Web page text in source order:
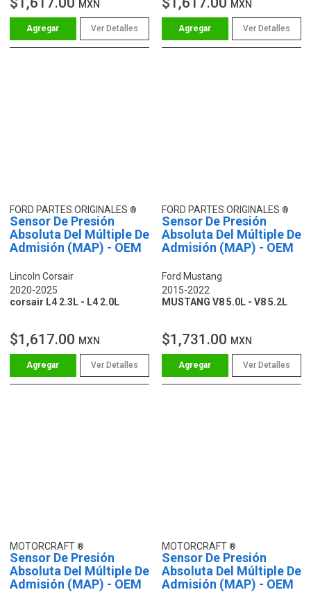
MXN
Ver Detalles
MXN
Ver Detalles
FORD PARTES ORIGINALES
Sensor De Presión
Absoluta Del Múltiple De
Admisión (MAP) - OEM
Lincoln Corsair
2020-2025
corsair L4 2.3L - L4 2.0L
$1,617.00 MXN
Ver Detalles
FORD PARTES ORIGINALES
Sensor De Presión
Absoluta Del Múltiple De
Admisión (MAP) - OEM
Ford Mustang
2015-2022
MUSTANG V8 5.0L - V8 5.2L
$1,731.00 MXN
Ver Detalles
MOTORCRAFT
Sensor De Presión
Absoluta Del Múltiple De
Admisión (MAP) - OEM
MOTORCRAFT
Sensor De Presión
Absoluta Del Múltiple De
Admisión (MAP) - OEM